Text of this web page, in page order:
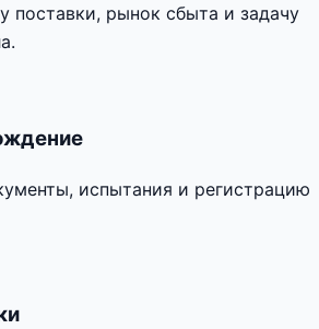
поставки, рынок сбыта и задачу
испытания и регистрацию